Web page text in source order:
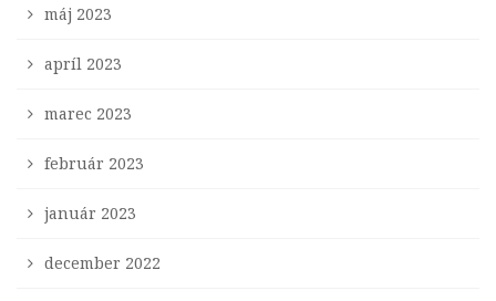
máj 2023
apríl 2023
marec 2023
február 2023
január 2023
december 2022